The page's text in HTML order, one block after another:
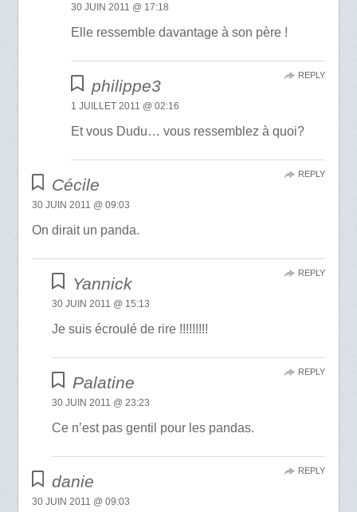
30 JUIN 2011 @ 17:18
Elle ressemble davantage à son père !
philippe3
1 JUILLET 2011 @ 02:16
Et vous Dudu… vous ressemblez à quoi?
REPLY
Cécile
30 JUIN 2011 @ 09:03
On dirait un panda.
REPLY
Yannick
30 JUIN 2011 @ 15:13
Je suis écroulé de rire !!!!!!!!!
REPLY
Palatine
30 JUIN 2011 @ 23:23
Ce n’est pas gentil pour les pandas.
REPLY
danie
30 JUIN 2011 @ 09:03
REPLY